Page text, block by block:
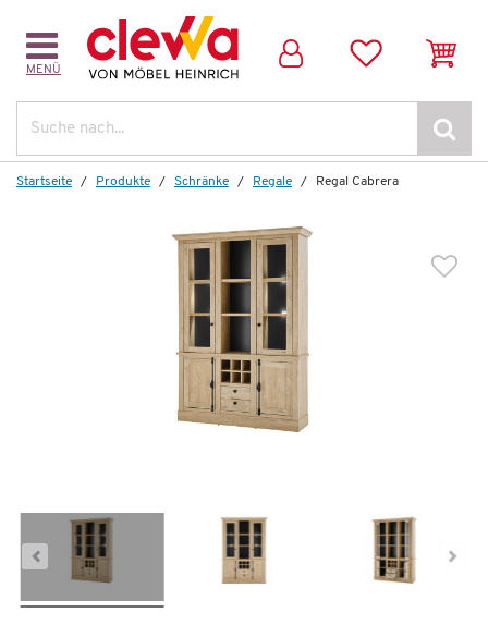
MENÜ
Startseite Produkte Schränke Regale Regal Cabrera
Dazu empfehlen wir folgendes Zubehör:
Wenige verfügbar
Rückwandbeleuchtung Cabrera
83,00 €*
Letzte Chance – jetzt zugreifen!